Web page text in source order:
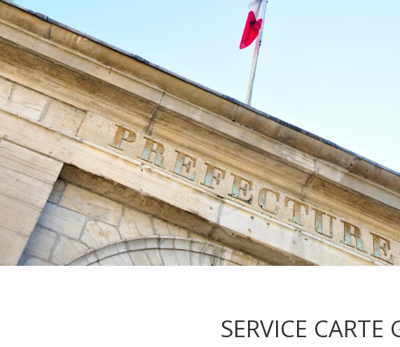
SERVICE CARTE